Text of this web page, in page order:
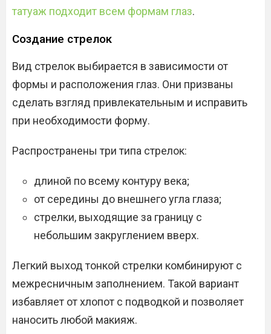
татуаж подходит всем формам глаз.
Создание стрелок
Вид стрелок выбирается в зависимости от
формы и расположения глаз. Они призваны
сделать взгляд привлекательным и исправить
при необходимости форму.
Распространены три типа стрелок:
длиной по всему контуру века;
от середины до внешнего угла глаза;
стрелки, выходящие за границу с
небольшим закруглением вверх.
Легкий выход тонкой стрелки комбинируют с
межресничным заполнением. Такой вариант
избавляет от хлопот с подводкой и позволяет
наносить любой макияж.